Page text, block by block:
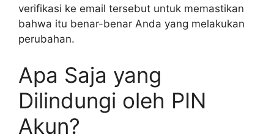
verifikasi ke email tersebut untuk memastikan
bahwa itu benar-benar Anda yang melakukan
perubahan.
Apa Saja yang
Dilindungi oleh PIN
Akun?